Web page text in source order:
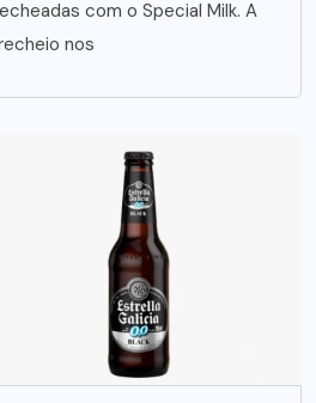
com o Special Milk. A
nos